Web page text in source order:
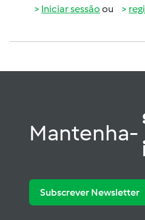
Iniciar sessão ou
Mantenha-
Subscrever Newsletter